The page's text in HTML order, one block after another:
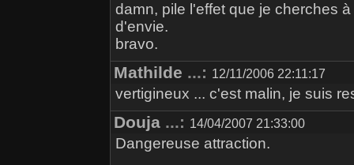
damn, pile l'effet que je cherches
d'envie.
bravo.
Mathilde ...: 12/11/2006 22:11:17
vertigineux ... c'est malin, je suis
Douja ...: 14/04/2007 21:33:00
Dangereuse attraction.